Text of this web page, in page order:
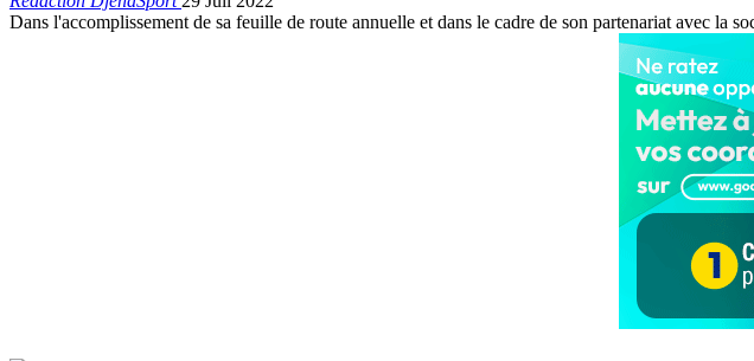
Dans l'accomplissement de sa feuille de route annuelle et dans le cadre de son partenariat avec la